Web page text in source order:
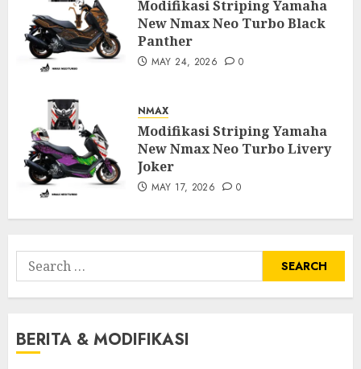
Modifikasi Striping Yamaha
New Nmax Neo Turbo Black
Panther
MAY 24, 2026 0
NMAX
Modifikasi Striping Yamaha
New Nmax Neo Turbo Livery
Joker
MAY 17, 2026 0
Search
for:
BERITA & MODIFIKASI